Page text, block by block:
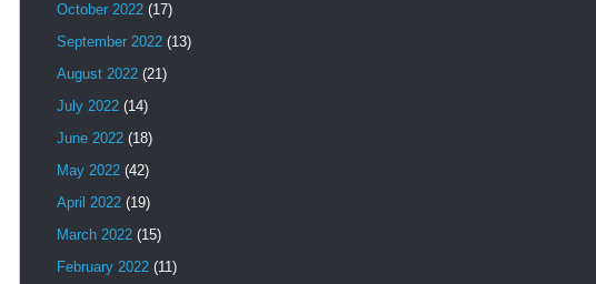
October 2022 (17)
September 2022 (13)
August 2022 (21)
July 2022 (14)
June 2022 (18)
May 2022 (42)
April 2022 (19)
March 2022 (15)
February 2022 (11)